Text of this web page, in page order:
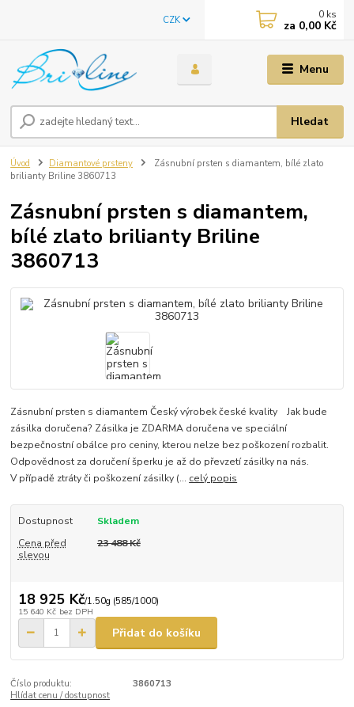
Menu
CZK
Hledat
0 ks
za 0,00 Kč
Úvod Diamantové prsteny
Zásnubní prsten s diamantem, bílé zlato
brilianty Briline 3860713
Zásnubní prsten s diamantem,
bílé zlato brilianty Briline
3860713
Zásnubní prsten s diamantem Český výrobek české kvality Jak bude
zásilka doručena? Zásilka je ZDARMA doručena ve speciální
bezpečnostní obálce pro ceniny, kterou nelze bez poškození rozbalit.
Odpovědnost za doručení šperku je až do převzetí zásilky na nás.
V případě ztráty či poškození zásilky (... celý popis
Dostupnost
Skladem
Cena před
slevou
23 488 Kč
18 925 Kč/1.50g (585/1000)
15 640 Kč bez DPH
Přidat do košíku
Číslo produktu:
3860713
Hlídat cenu / dostupnost